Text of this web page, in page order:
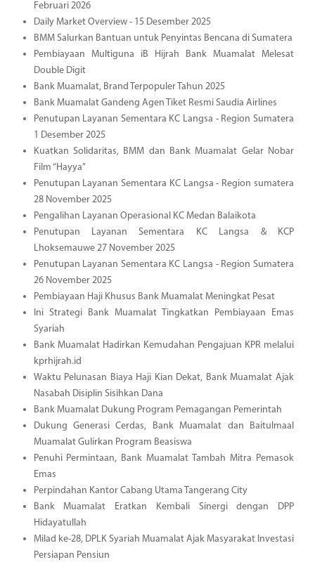
Februari 2026
Daily Market Overview - 15 Desember 2025
BMM Salurkan Bantuan untuk Penyintas Bencana di Sumatera
Pembiayaan Multiguna iB Hijrah Bank Muamalat Melesat
Double Digit
Bank Muamalat, Brand Terpopuler Tahun 2025
Bank Muamalat Gandeng Agen Tiket Resmi Saudia Airlines
Penutupan Layanan Sementara KC Langsa - Region Sumatera
1 Desember 2025
Kuatkan Solidaritas, BMM dan Bank Muamalat Gelar Nobar
Film “Hayya”
Penutupan Layanan Sementara KC Langsa - Region sumatera
28 November 2025
Pengalihan Layanan Operasional KC Medan Balaikota
Penutupan Layanan Sementara KC Langsa & KCP
Lhoksemauwe 27 November 2025
Penutupan Layanan Sementara KC Langsa - Region Sumatera
26 November 2025
Pembiayaan Haji Khusus Bank Muamalat Meningkat Pesat
Ini Strategi Bank Muamalat Tingkatkan Pembiayaan Emas
Syariah
Bank Muamalat Hadirkan Kemudahan Pengajuan KPR melalui
kprhijrah.id
Waktu Pelunasan Biaya Haji Kian Dekat, Bank Muamalat Ajak
Nasabah Disiplin Sisihkan Dana
Bank Muamalat Dukung Program Pemagangan Pemerintah
Dukung Generasi Cerdas, Bank Muamalat dan Baitulmaal
Muamalat Gulirkan Program Beasiswa
Penuhi Permintaan, Bank Muamalat Tambah Mitra Pemasok
Emas
Perpindahan Kantor Cabang Utama Tangerang City
Bank Muamalat Eratkan Kembali Sinergi dengan DPP
Hidayatullah
Milad ke-28, DPLK Syariah Muamalat Ajak Masyarakat Investasi
Persiapan Pensiun